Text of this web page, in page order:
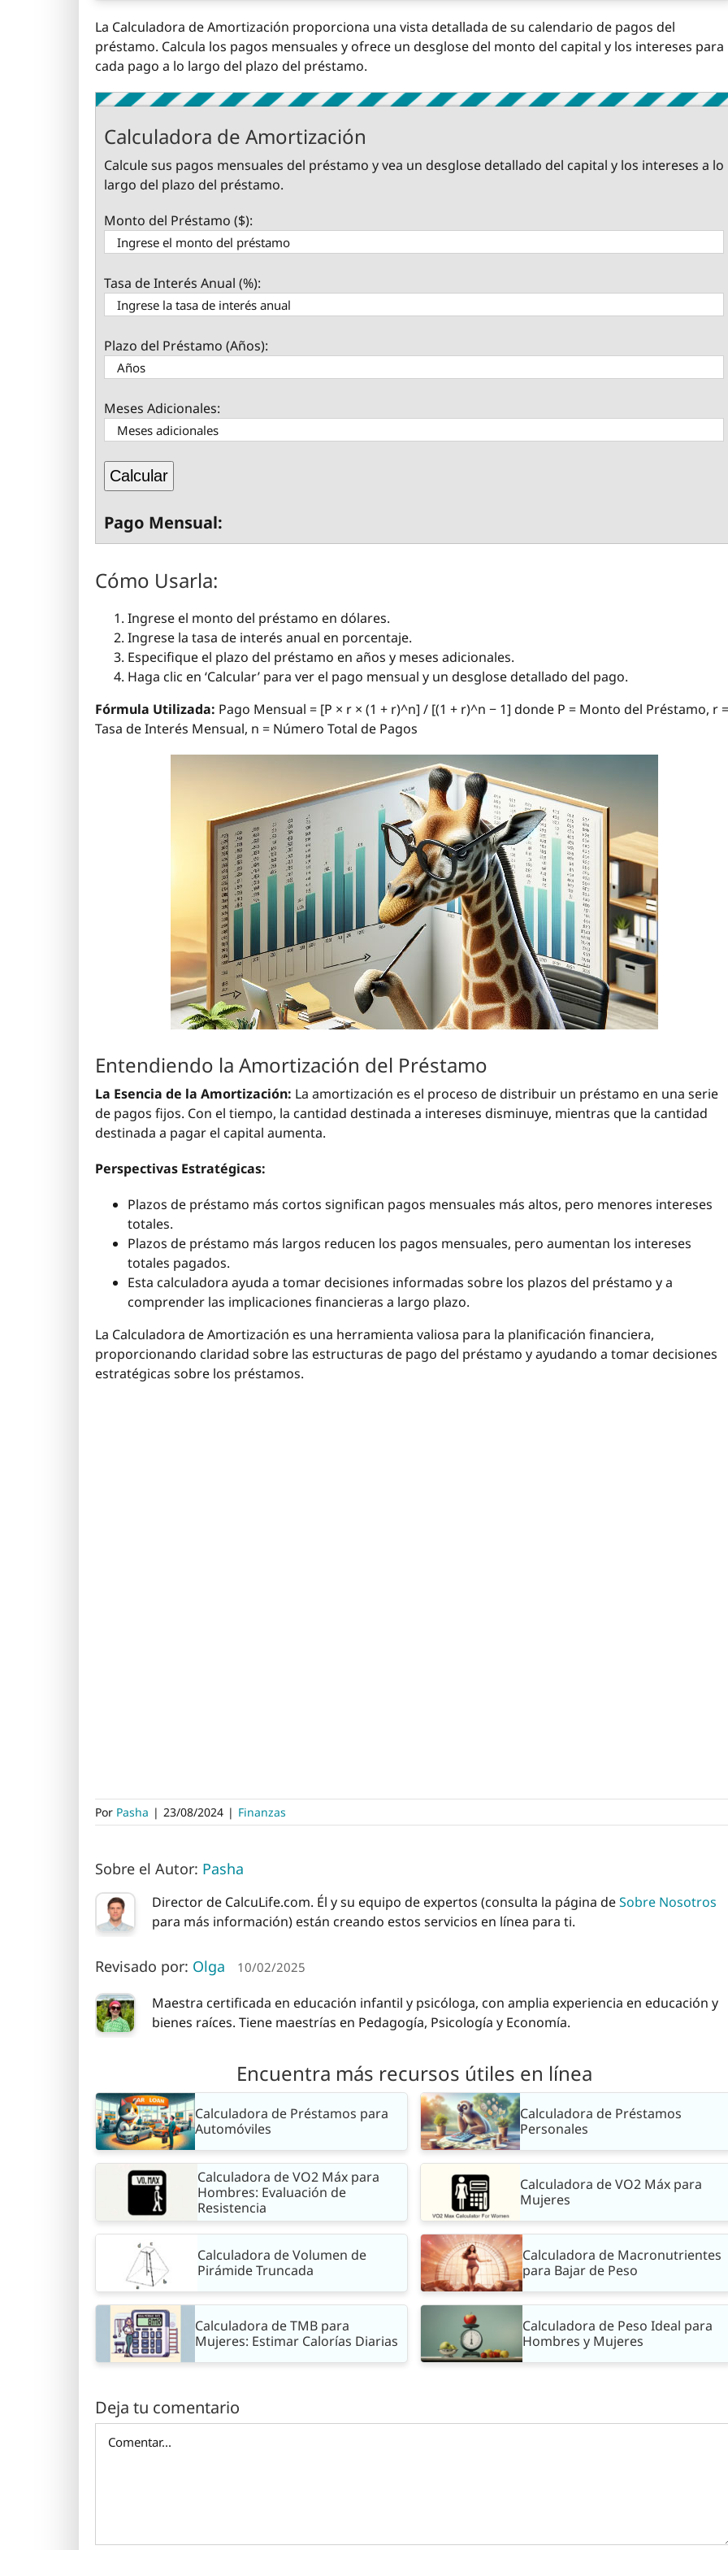
La Calculadora de Amortización proporciona una vista detallada de su calendario de pagos del
préstamo. Calcula los pagos mensuales y ofrece un desglose del monto del capital y los intereses para
cada pago a lo largo del plazo del préstamo.
Calculadora de Amortización
Calcule sus pagos mensuales del préstamo y vea un desglose detallado del capital y los intereses a lo
largo del plazo del préstamo.
Monto del Préstamo ($):
Tasa de Interés Anual (%):
Plazo del Préstamo (Años):
Meses Adicionales:
Calcular
Pago Mensual:
Cómo Usarla:
Ingrese el monto del préstamo en dólares.
Ingrese la tasa de interés anual en porcentaje.
Especifique el plazo del préstamo en años y meses adicionales.
Haga clic en ‘Calcular’ para ver el pago mensual y un desglose detallado del pago.
Fórmula Utilizada: Pago Mensual = [P × r × (1 + r)^n] / [(1 + r)^n − 1] donde P = Monto del Préstamo, r =
Tasa de Interés Mensual, n = Número Total de Pagos
Entendiendo la Amortización del Préstamo
La Esencia de la Amortización: La amortización es el proceso de distribuir un préstamo en una serie
de pagos fijos. Con el tiempo, la cantidad destinada a intereses disminuye, mientras que la cantidad
destinada a pagar el capital aumenta.
Perspectivas Estratégicas:
Plazos de préstamo más cortos significan pagos mensuales más altos, pero menores intereses
totales.
Plazos de préstamo más largos reducen los pagos mensuales, pero aumentan los intereses
totales pagados.
Esta calculadora ayuda a tomar decisiones informadas sobre los plazos del préstamo y a
comprender las implicaciones financieras a largo plazo.
La Calculadora de Amortización es una herramienta valiosa para la planificación financiera,
proporcionando claridad sobre las estructuras de pago del préstamo y ayudando a tomar decisiones
estratégicas sobre los préstamos.
Por Pasha | 23/08/2024 | Finanzas
Sobre el Autor: Pasha
Director de CalcuLife.com. Él y su equipo de expertos (consulta la página deSobre Nosotros
para más información) están creando estos servicios en línea para ti.
Revisado por: Olga 10/02/2025
Maestra certificada en educación infantil y psicóloga, con amplia experiencia en educación y
bienes raíces. Tiene maestrías en Pedagogía, Psicología y Economía.
Encuentra más recursos útiles en línea
Calculadora de Préstamos para
Automóviles
Calculadora de Préstamos
Personales
Calculadora de VO2 Máx para
Hombres: Evaluación de
Resistencia
Calculadora de VO2 Máx para
Mujeres
Calculadora de Volumen de
Pirámide Truncada
Calculadora de Macronutrientes
para Bajar de Peso
Calculadora de TMB para
Mujeres: Estimar Calorías Diarias
Calculadora de Peso Ideal para
Hombres y Mujeres
Deja tu comentario